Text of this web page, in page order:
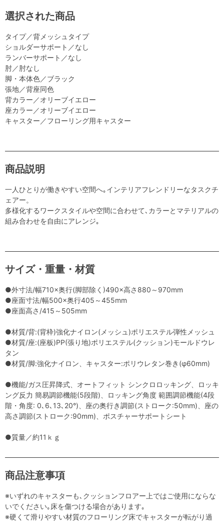
選択された商品
タイプ／背メッシュタイプ
ショルダーサポート／なし
ランバーサポート／なし
肘／肘なし
脚・本体色／ブラック
張地／背座同色
背カラー／オリーブイエロー
座カラー／オリーブイエロー
キャスター／フローリング用キャスター
商品説明
一人ひとりが働きやすい空間へ｡インテリアフレンドリーなタスクチ
ェアー。
多様化するワークスタイルや空間に合わせて､カラーとマテリアルの
組み合わせを自由にアレンジ｡
サイズ・重量・材質
●外寸法/幅710×奥行(脚部除く)490×高さ880～970mm
●座面寸法/幅500×奥行405～455mm
●座面高さ/415～505mm
●材質/背:(背枠)強化ナイロン(メッシュ)ポリエステル弾性メッシュ
●材質/座:(座板)PP(張り地)ポリエステル(クッション)モールドウレ
タン
●材質/脚:強化ナイロン、キャスター:ポリウレタン巻き(φ60mm)
●機能/ガス圧昇降式、オートフィット シンクロロッキング、ロッキ
ング反力 簡易調節機能(5段階)、ロッキング角度 範囲調節機能(4段
階・角度: 0､6､13､20°)、座の奥行き調節(ストローク:50mm)、座の
高さ調節(ストローク:90mm)、ポスチャーサポートシート
●質量／約11ｋｇ
商品注意事項
※いずれのキャスターも､クッションフロアー上ではご使用にならな
いでください｡床を傷つける場合があります｡
※硬くて滑りやすい材質のフローリング床でキャスターが転がり過